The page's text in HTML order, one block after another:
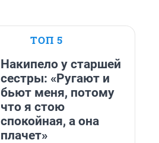
ТОП 5
Накипело у старшей
сестры: «Ругают и
бьют меня, потому
что я стою
спокойная, а она
плачет»